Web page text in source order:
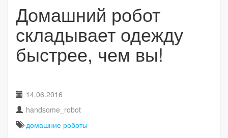
Домашний робот
складывает одежду
быстрее, чем вы!
14.06.2016
handsome_robot
домашние роботы